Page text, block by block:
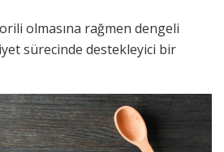
olmasına rağmen dengeli
sürecinde destekleyici bir